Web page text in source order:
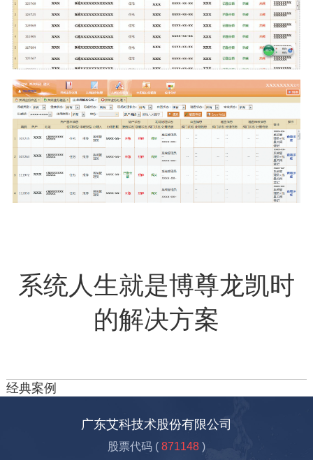
系统人生就是博尊龙凯时
的解决方案
经典案例
广东艾科技术股份有限公司
股票代码 ( 871148 )